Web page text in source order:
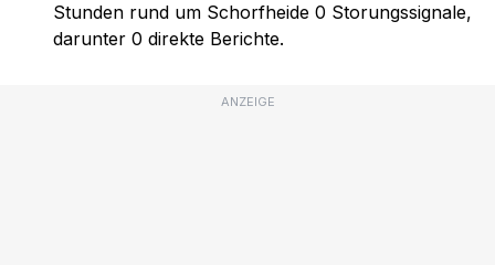
Stunden rund um Schorfheide 0 Storungssignale,
darunter 0 direkte Berichte.
ANZEIGE